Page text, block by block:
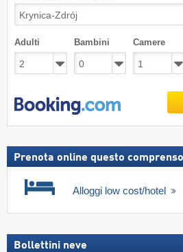
Adulti Bambini Camere
Prenota online questo
Alloggi low cost/hotel
Bollettini neve